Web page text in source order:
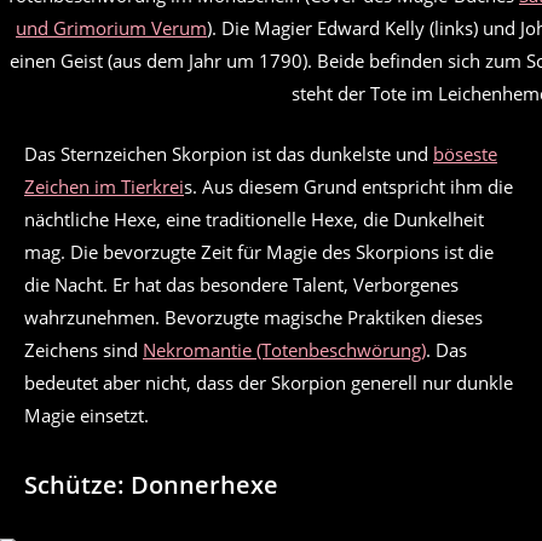
und Grimorium Verum). Die Magier Edward Kelly (links) und
einen Geist (aus dem Jahr um 1790). Beide befinden sich zum
steht der Tote im
Das Sternzeichen Skorpion ist das dunkelste und böseste
Zeichen im Tierkreis. Aus diesem Grund entspricht ihm die
nächtliche Hexe, eine traditionelle Hexe, die Dunkelheit
mag. Die bevorzugte Zeit für Magie des Skorpions ist die
die Nacht. Er hat das besondere Talent, Verborgenes
wahrzunehmen. Bevorzugte magische Praktiken dieses
Zeichens sind Nekromantie (Totenbeschwörung). Das
bedeutet aber nicht, dass der Skorpion generell nur dunkle
Magie einsetzt.
Schütze: Donnerhexe